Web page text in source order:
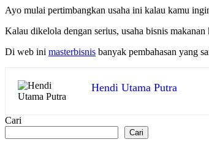
Ayo mulai pertimbangkan usaha ini kalau kamu
Kalau dikelola dengan serius, usaha bisnis
Di web ini masterbisnis banyak pembahasan yang
Hendi Utama Putra
Cari
Cari